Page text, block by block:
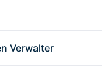
Verwalter